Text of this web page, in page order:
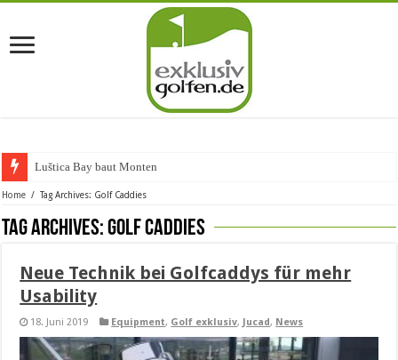
Luštica Bay baut Montenegros
Home / Tag Archives: Golf Caddies
Tag Archives:Golf Caddies
Neue Technik bei Golfcaddys für mehr
Usability
18. Juni 2019 Equipment, Golf exklusiv, Jucad, News